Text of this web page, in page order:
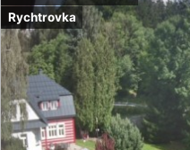
Rychtrovka